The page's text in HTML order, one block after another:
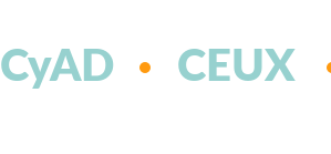
CyAD CEUX